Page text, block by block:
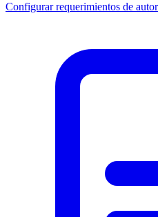
Configurar requerimientos de